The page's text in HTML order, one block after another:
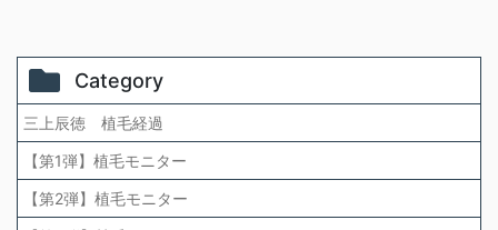
Category
三上辰徳 植毛経過
【第1弾】植毛モニター
【第2弾】植毛モニター